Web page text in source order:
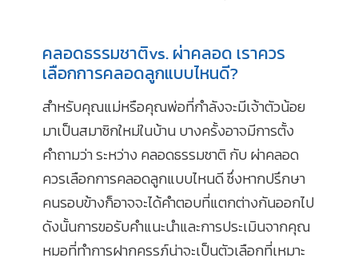
คลอดธรรมชาติvs. ผ่าคลอด เราควร
เลือกการคลอดลูกแบบไหนดี?
สำหรับคุณแม่หรือคุณพ่อที่กำลังจะมีเจ้าตัวน้อย
มาเป็นสมาชิกใหม่ในบ้าน บางครั้งอาจมีการตั้ง
คำถามว่า ระหว่าง คลอดธรรมชาติ กับ ผ่าคลอด
ควรเลือกการคลอดลูกแบบไหนดี ซึ่งหากปรึกษา
คนรอบข้างก็อาจจะได้คำตอบที่แตกต่างกันออกไป
ดังนั้นการขอรับคำแนะนำและการประเมินจากคุณ
หมอที่ทำการฝากครรภ์น่าจะเป็นตัวเลือกที่เหมาะ